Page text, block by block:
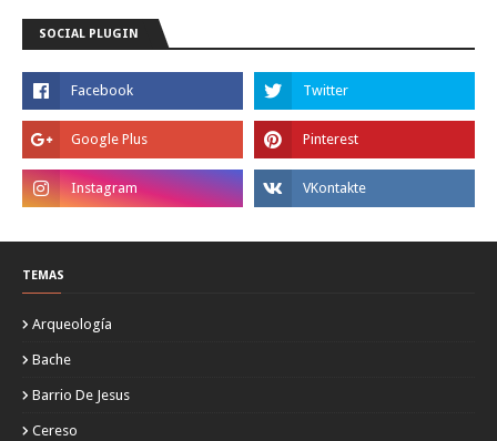
SOCIAL PLUGIN
TEMAS
Arqueología
Bache
Barrio De Jesus
Cereso